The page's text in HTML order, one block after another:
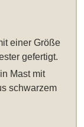
einer Größe
gefertigt.
Mast mit
schwarzem